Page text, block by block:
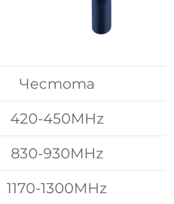
Честота
420-450MHz
830-930MHz
1170-1300MHz